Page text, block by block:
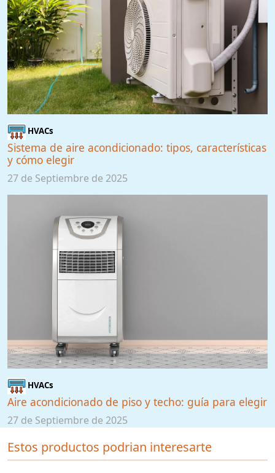
HVACs
Sistema de aire acondicionado: tipos, características
y cómo elegir
27 de Septiembre de 2025
HVACs
Aire acondicionado de piso y techo: guía para elegir
27 de Septiembre de 2025
Estos productos podrian interesarte